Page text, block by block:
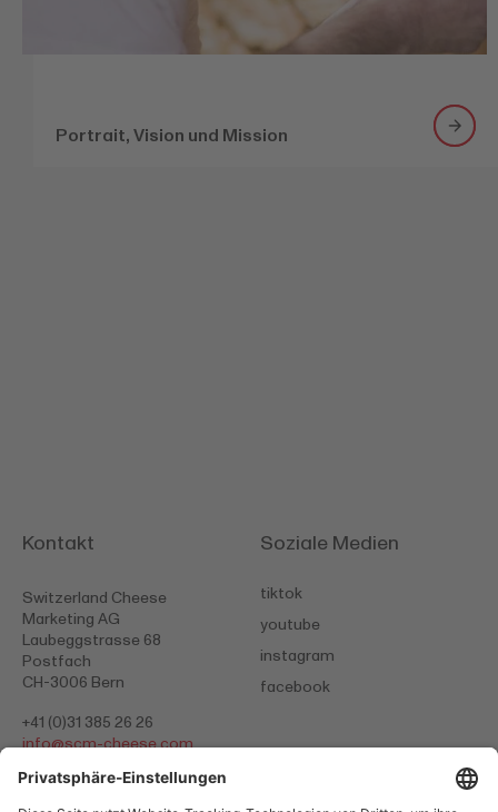
Portrait, Vision und Mission
Kontakt
Switzerland Cheese
Marketing AG
Laubeggstrasse 68
Postfach
CH-3006 Bern
+41 (0)31 385 26 26
info@scm-cheese.com
Soziale Medien
tiktok
youtube
instagram
facebook